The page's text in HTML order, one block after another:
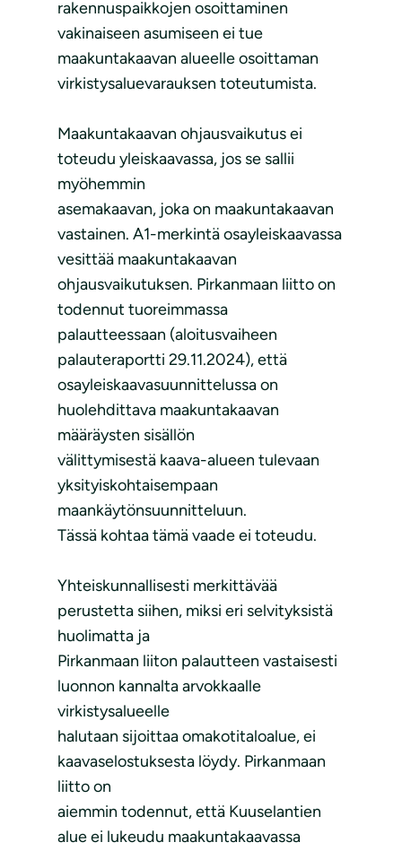
rakennuspaikkojen osoittaminen
vakinaiseen asumiseen ei tue
maakuntakaavan alueelle osoittaman
virkistysaluevarauksen toteutumista.
Maakuntakaavan ohjausvaikutus ei
toteudu yleiskaavassa, jos se sallii
myöhemmin
asemakaavan, joka on maakuntakaavan
vastainen. A1-merkintä osayleiskaavassa
vesittää maakuntakaavan
ohjausvaikutuksen. Pirkanmaan liitto on
todennut tuoreimmassa
palautteessaan (aloitusvaiheen
palauteraportti 29.11.2024), että
osayleiskaavasuunnittelussa on
huolehdittava maakuntakaavan
määräysten sisällön
välittymisestä kaava-alueen tulevaan
yksityiskohtaisempaan
maankäytönsuunnitteluun.
Tässä kohtaa tämä vaade ei toteudu.
Yhteiskunnallisesti merkittävää
perustetta siihen, miksi eri selvityksistä
huolimatta ja
Pirkanmaan liiton palautteen vastaisesti
luonnon kannalta arvokkaalle
virkistysalueelle
halutaan sijoittaa omakotitaloalue, ei
kaavaselostuksesta löydy. Pirkanmaan
liitto on
aiemmin todennut, että Kuuselantien
alue ei lukeudu maakuntakaavassa